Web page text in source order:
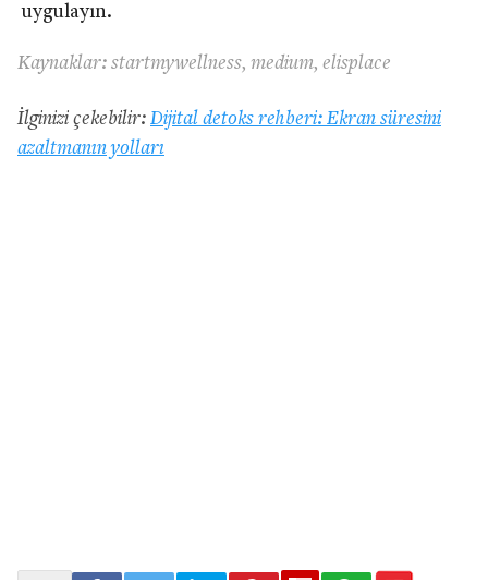
uygulayın.
Kaynaklar: startmywellness, medium, elisplace
İlginizi çekebilir: Dijital detoks rehberi: Ekran süresini
azaltmanın yolları